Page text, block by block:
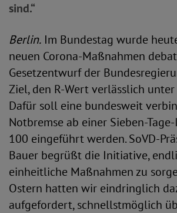
sind.“
Berlin. Im Bundestag wurde
neuen Corona-Maßnahmen
Gesetzentwurf der
Ziel, den R-Wert verlässlich unter
Dafür soll eine bundesweit
Notbremse ab einer Sieben-
100 eingeführt werden. SoVD-
Bauer begrüßt die Initiative,
einheitliche Maßnahmen zu
Ostern hatten wir eindringlich
aufgefordert, schnellstmöglich